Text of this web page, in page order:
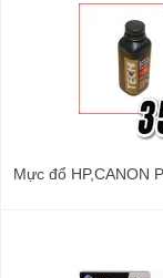
Mực đổ HP,CANON